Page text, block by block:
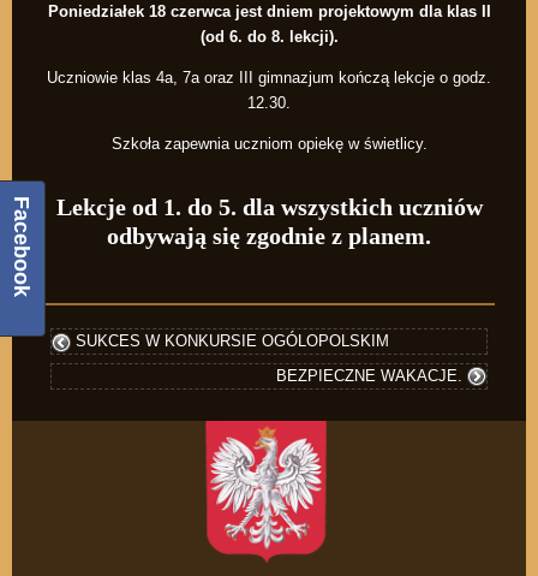
Poniedziałek 18 czerwca jest dniem projektowym dla klas II
(od 6. do 8. lekcji).
Uczniowie klas 4a, 7a oraz III gimnazjum kończą lekcje o godz.
12.30.
Szkoła zapewnia uczniom opiekę w świetlicy.
Lekcje od 1. do 5. dla wszystkich uczniów
odbywają się zgodnie z planem.
SUKCES W KONKURSIE OGÓLOPOLSKIM
BEZPIECZNE WAKACJE.
Facebook